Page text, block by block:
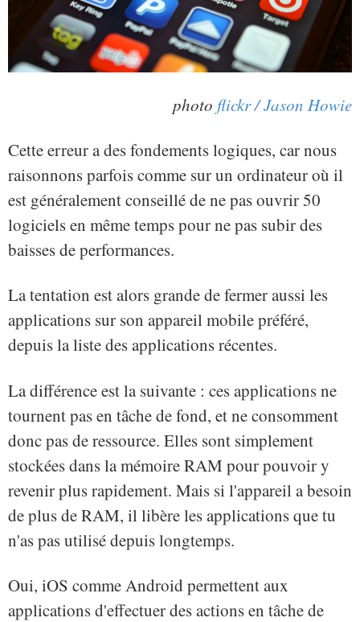
photo flickr / Jason Howie
Cette erreur a des fondements logiques, car nous
raisonnons parfois comme sur un ordinateur où il
est généralement conseillé de ne pas ouvrir 50
logiciels en même temps pour ne pas subir des
baisses de performances.
La tentation est alors grande de fermer aussi les
applications sur son appareil mobile préféré,
depuis la liste des applications récentes.
La différence est la suivante : ces applications ne
tournent pas en tâche de fond, et ne consomment
donc pas de ressource. Elles sont simplement
stockées dans la mémoire RAM pour pouvoir y
revenir plus rapidement. Mais si l'appareil a besoin
de plus de RAM, il libère les applications que tu
n'as pas utilisé depuis longtemps.
Oui, iOS comme Android permettent aux
applications d'effectuer des actions en tâche de